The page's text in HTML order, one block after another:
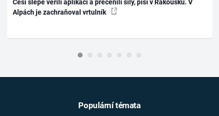
Češi slepě věřili aplikaci a přecenili síly, píší v Rakousku. V
Alpách je zachraňoval vrtulník
Populární témata